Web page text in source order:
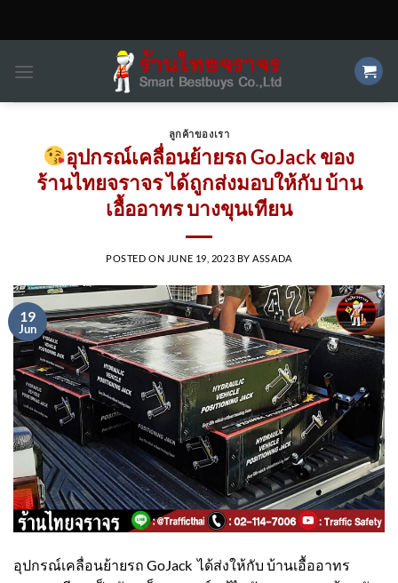
ลูกค้าของเรา
อุปกรณ์เคลื่อนย้ายรถ GoJack ของ
ร้านไทยจราจร ได้ถูกส่งมอบให้กับ บ้าน
เอื้ออาทร บางขุนเทียน
POSTED ON JUNE 19, 2023 BY ASSADA
19
Jun
อุปกรณ์เคลื่อนย้ายรถ GoJack ได้ส่งให้กับ บ้านเอื้ออาทร